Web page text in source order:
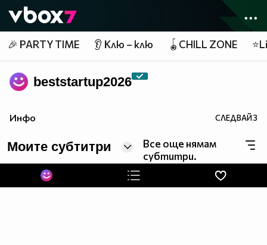
👾
🎉 PARTY TIME 👂 Клю – клю 🪀CHILL ZONE
beststartup2026
Инфо СЛЕДВАЙ3
Моите субтитри
Все още нямам
субтитри.